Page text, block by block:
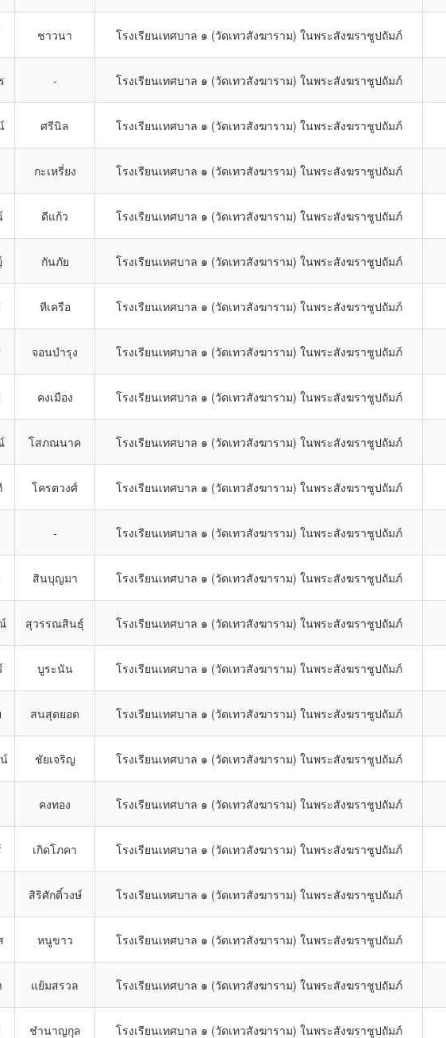
ชาวนา โรงเรียนเทศบาล ๑ (วัดเทวสังฆาราม) ในพระสังฆราชูปถัมภ์
- โรงเรียนเทศบาล ๑ (วัดเทวสังฆาราม) ในพระสังฆราชูปถัมภ์
ศรีนิล โรงเรียนเทศบาล ๑ (วัดเทวสังฆาราม) ในพระสังฆราชูปถัมภ์
กะเหรี่ยง โรงเรียนเทศบาล ๑ (วัดเทวสังฆาราม) ในพระสังฆราชูปถัมภ์
ดีแก้ว โรงเรียนเทศบาล ๑ (วัดเทวสังฆาราม) ในพระสังฆราชูปถัมภ์
กันภัย โรงเรียนเทศบาล ๑ (วัดเทวสังฆาราม) ในพระสังฆราชูปถัมภ์
ทีเครือ โรงเรียนเทศบาล ๑ (วัดเทวสังฆาราม) ในพระสังฆราชูปถัมภ์
จอนบำรุง โรงเรียนเทศบาล ๑ (วัดเทวสังฆาราม) ในพระสังฆราชูปถัมภ์
คงเมือง โรงเรียนเทศบาล ๑ (วัดเทวสังฆาราม) ในพระสังฆราชูปถัมภ์
โสภณนาค โรงเรียนเทศบาล ๑ (วัดเทวสังฆาราม) ในพระสังฆราชูปถัมภ์
โครตวงศ์ โรงเรียนเทศบาล ๑ (วัดเทวสังฆาราม) ในพระสังฆราชูปถัมภ์
- โรงเรียนเทศบาล ๑ (วัดเทวสังฆาราม) ในพระสังฆราชูปถัมภ์
สินบุญมา โรงเรียนเทศบาล ๑ (วัดเทวสังฆาราม) ในพระสังฆราชูปถัมภ์
สุวรรณสินธุ์ โรงเรียนเทศบาล ๑ (วัดเทวสังฆาราม) ในพระสังฆราชูปถัมภ์
บูระนัน โรงเรียนเทศบาล ๑ (วัดเทวสังฆาราม) ในพระสังฆราชูปถัมภ์
สนสุดยอด โรงเรียนเทศบาล ๑ (วัดเทวสังฆาราม) ในพระสังฆราชูปถัมภ์
ชัยเจริญ โรงเรียนเทศบาล ๑ (วัดเทวสังฆาราม) ในพระสังฆราชูปถัมภ์
คงทอง โรงเรียนเทศบาล ๑ (วัดเทวสังฆาราม) ในพระสังฆราชูปถัมภ์
เกิดโภคา โรงเรียนเทศบาล ๑ (วัดเทวสังฆาราม) ในพระสังฆราชูปถัมภ์
สิริศักดิ์วงษ์ โรงเรียนเทศบาล ๑ (วัดเทวสังฆาราม) ในพระสังฆราชูปถัมภ์
หนูขาว โรงเรียนเทศบาล ๑ (วัดเทวสังฆาราม) ในพระสังฆราชูปถัมภ์
แย้มสรวล โรงเรียนเทศบาล ๑ (วัดเทวสังฆาราม) ในพระสังฆราชูปถัมภ์
ชำนาญกุล โรงเรียนเทศบาล ๑ (วัดเทวสังฆาราม) ในพระสังฆราชูปถัมภ์